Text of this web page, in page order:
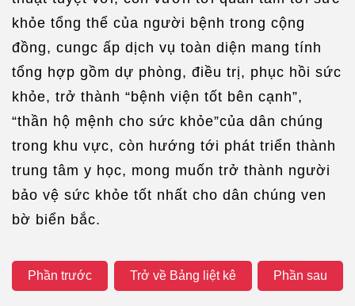
khỏe tổng thể của người bệnh trong cộng
đồng, cungc ấp dịch vụ toàn diện mang tính
tổng hợp gồm dự phòng, điều trị, phục hồi sức
khỏe, trở thành “bệnh viện tốt bên cạnh”,
“thần hộ mệnh cho sức khỏe”của dân chúng
trong khu vực, còn hướng tới phát triển thành
trung tâm y học, mong muốn trở thành người
bảo vệ sức khỏe tốt nhất cho dân chúng ven
bờ biển bắc.
Phần trước Trở về Bảng liệt kê Phần sau